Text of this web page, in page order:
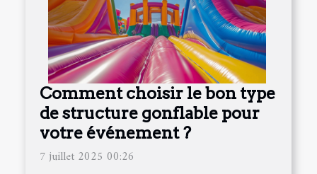
Comment choisir le bon type
de structure gonflable pour
votre événement ?
7 juillet 2025 00:26